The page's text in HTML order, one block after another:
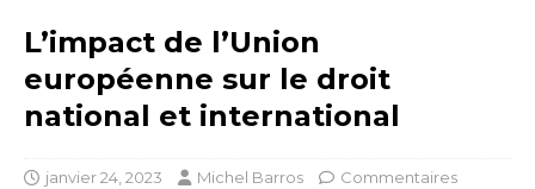
L’impact de l’Union
européenne sur le droit
national et international
janvier 24, 2023 Michel Barros
Commentaires